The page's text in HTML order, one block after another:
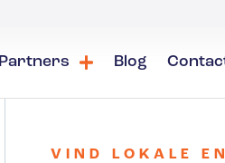
Partners Blog
VIND LOKALE